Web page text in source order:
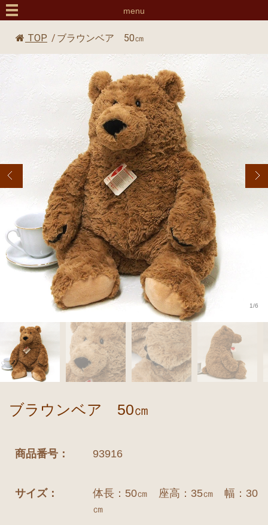
menu
TOP / ブラウンベア 50㎝
1/6
ブラウンベア 50㎝
商品番号： 93916
サイズ：
体長：50㎝ 座高：35㎝ 幅：30
㎝